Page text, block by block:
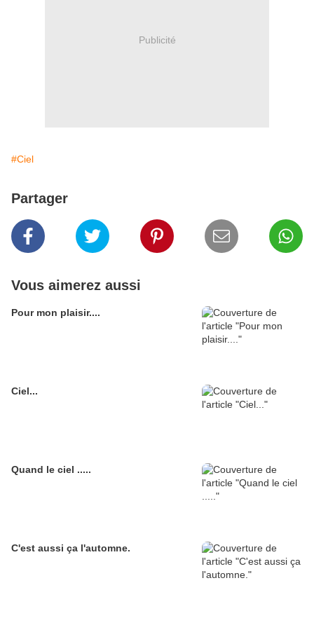
Publicité
#Ciel
Partager
Vous aimerez aussi
Pour mon plaisir....
Ciel...
Quand le ciel .....
C'est aussi ça l'automne.